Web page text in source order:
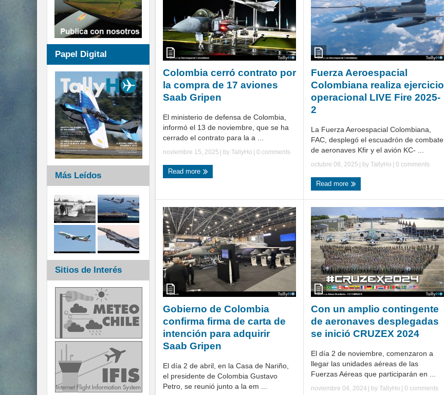
Colombia cerró contrato por
la compra de 17 aviones
Saab Gripen
El ministerio de defensa de Colombia,
informó el 13 de noviembre, que se ha
cerrado el contrato para la a ...
noviembre 15, 2025 | by TallyHo 0 comments
Read more
Fuerza Aeroespacial
Colombiana realiza ejercicio
operacional LIVE Fire 2025-
2
La Fuerza Aeroespacial Colombiana,
FAC, desplegó el escuadrón de combate
de aeronaves Kfir y el avión KC- ...
octubre 08, 2025 | by TallyHo 0 comments
Read more
Gobierno de Colombia
confirma firma de carta de
intención para adquirir
Saab Gripen
El día 2 de abril, en la Casa de Nariño,
el presidente de Colombia Gustavo
Petro, se reunió junto a la em ...
Con un amplio contingente
de aeronaves desplegadas
se inició CRUZEX 2024
El día 2 de noviembre, comenzaron a
llegar las unidades aéreas de las
Fuerzas Aéreas que participarán en ...
noviembre 04, 2024 | by TallyHo | 0 comments
Papel Digital
Más Leídos
Sitios de Interés